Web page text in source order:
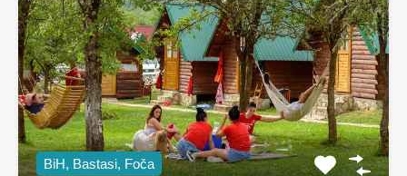
BiH, Bastasi, Foča